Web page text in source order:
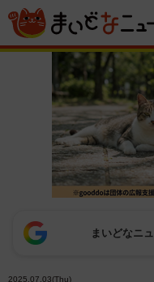
まいどなニ
2025.07.03(Thu)